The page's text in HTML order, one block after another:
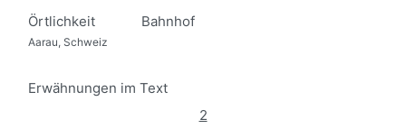
Örtlichkeit Bahnhof
Aarau, Schweiz
Erwähnungen im Text
2